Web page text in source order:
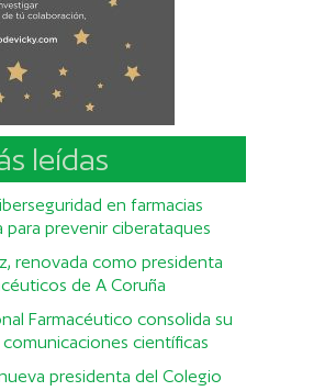
leídas
en farmacias
prevenir ciberataques
renovada como presidenta
de A Coruña
Farmacéutico consolida su
científicas
presidenta del Colegio